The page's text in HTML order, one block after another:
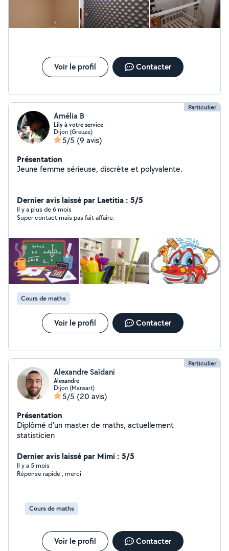
Voir le profil Contacter
Particulier
Amélia B
Lily à votre service
Dijon (Greuze)
5/5 (9 avis)
Présentation
Jeune femme sérieuse, discrète et polyvalente.
Dernier avis laissé par Laetitia : 5/5
Il y a plus de 6 mois
Super contact mais pas fait affaire.
Cours de maths
Voir le profil Contacter
Particulier
Alexandre Saïdani
Alexandre
Dijon (Mansart)
5/5 (20 avis)
Présentation
Diplômé d'un master de maths, actuellement
statisticien
Dernier avis laissé par Mimi : 5/5
Il y a 5 mois
Réponse rapide , merci
Cours de maths
Voir le profil Contacter